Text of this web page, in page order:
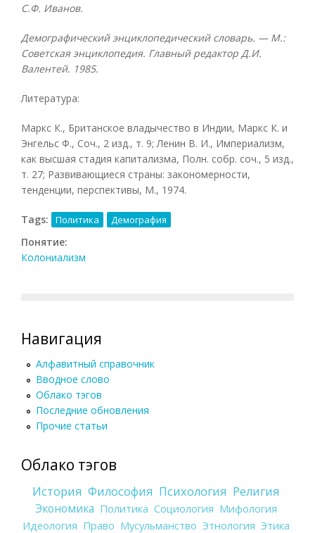
С.Ф. Иванов.
Демографический энциклопедический словарь. — М.:
Советская энциклопедия. Главный редактор Д.И.
Валентей. 1985.
Литература:
Маркс К., Британское владычество в Индии, Маркс К. и
Энгельс Ф., Соч., 2 изд., т. 9; Ленин В. И., Империализм,
как высшая стадия капитализма, Полн. собр. соч., 5 изд.,
т. 27; Развивающиеся страны: закономерности,
тенденции, перспективы, М., 1974.
Tags: Политика Демография
Понятие:
Колониализм
Навигация
Алфавитный справочник
Вводное слово
Облако тэгов
Последние обновления
Прочие статьи
Облако тэгов
История Философия Психология Религия
Экономика Политика Социология Мифология
Идеология Право Мусульманство Этнология Этика